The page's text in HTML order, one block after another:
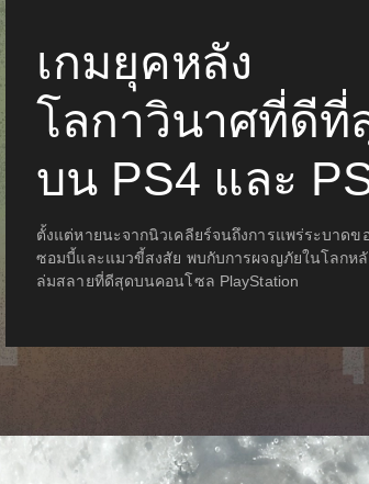
เกมยุคหลัง
โลกาวินาศที่ดีที่
บน PS4 และ
ตั้งแต่หายนะจากนิวเคลียร์จนถึงการแพร่ระบาดข
ซอมบี้และแมวขี้สงสัย พบกับการผจญภัยในโลกหลั
ล่มสลายที่ดีสุดบนคอนโซล PlayStation